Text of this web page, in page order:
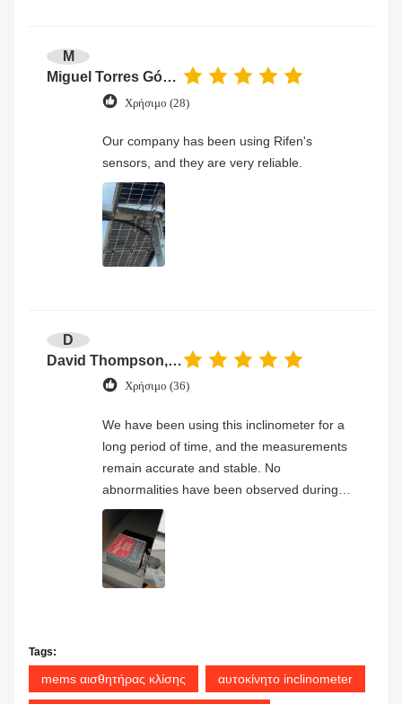
M
Miguel Torres Gómez
Χρήσιμο (28)
Our company has been using Rifen's
sensors, and they are very reliable.
D
David Thompson, Senior Engineer
Χρήσιμο (36)
We have been using this inclinometer for a
long period of time, and the measurements
remain accurate and stable. No
abnormalities have been observed during
continuous operation, and the overall
product quality has proven to be very
reliable.
Tags:
mems αισθητήρας κλίσης αυτοκίνητο inclinometer